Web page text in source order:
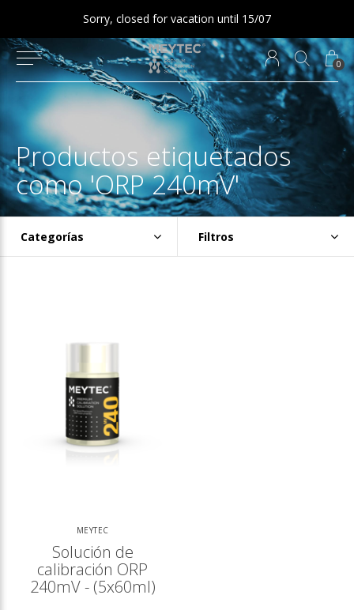
0
Sorry, closed for vacation until 15/07
Productos etiquetados
como 'ORP 240mV'
Categorías Filtros
MEYTEC
Solución de
calibración ORP
240mV - (5x60ml)